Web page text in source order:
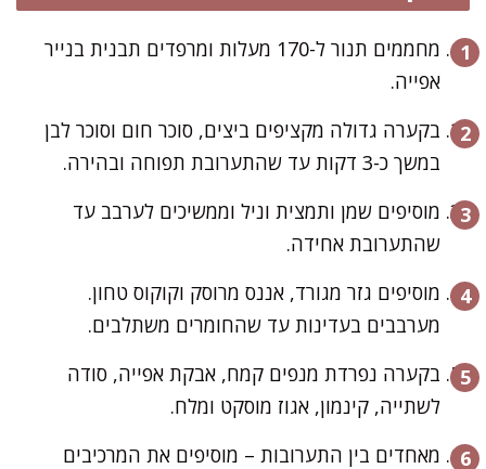
מחממים תנור ל-170 מעלות ומרפדים תבנית בנייר
אפייה.
בקערה גדולה מקציפים ביצים, סוכר חום וסוכר לבן
במשך כ-3 דקות עד שהתערובת תפוחה ובהירה.
מוסיפים שמן ותמצית וניל וממשיכים לערבב עד
שהתערובת אחידה.
מוסיפים גזר מגורד, אננס מרוסק וקוקוס טחון.
מערבבים בעדינות עד שהחומרים משתלבים.
בקערה נפרדת מנפים קמח, אבקת אפייה, סודה
לשתייה, קינמון, אגוז מוסקט ומלח.
מאחדים בין התערובות – מוסיפים את המרכיבים